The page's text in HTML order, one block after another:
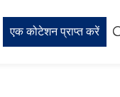
एक कोटेशन प्राप्त करें